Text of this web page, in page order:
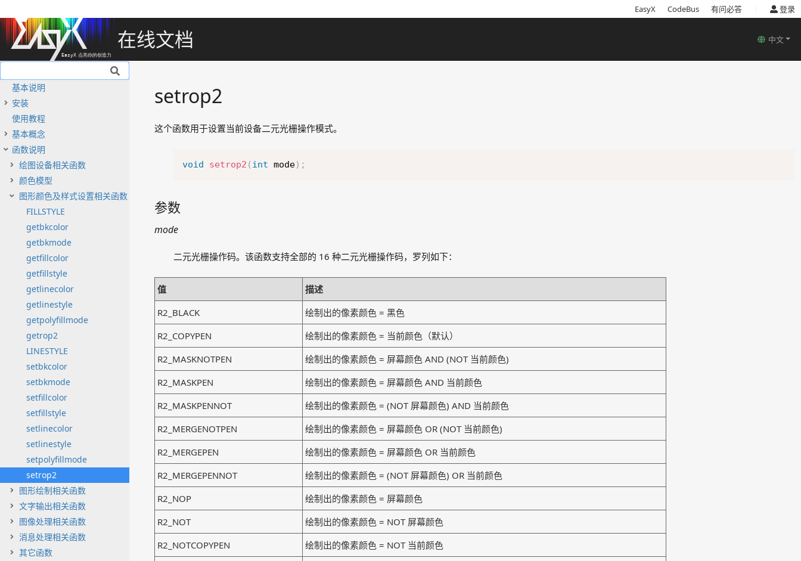
EasyX CodeBus 有问必答 登录
在线文档 中文
基本说明
安装
使用教程
基本概念
函数说明
绘图设备相关函数
颜色模型
图形颜色及样式设置相关函数
FILLSTYLE
getbkcolor
getbkmode
getfillcolor
getfillstyle
getlinecolor
getlinestyle
getpolyfillmode
getrop2
LINESTYLE
setbkcolor
setbkmode
setfillcolor
setfillstyle
setlinecolor
setlinestyle
setpolyfillmode
setrop2
图形绘制相关函数
文字输出相关函数
图像处理相关函数
消息处理相关函数
其它函数
setrop2
这个函数用于设置当前设备二元光栅操作模式。
void setrop2 ( int mode) ;
参数
mode
二元光栅操作码。该函数支持全部的 16 种二元光栅操作码，罗列如下：
值
描述
R2_BLACK
绘制出的像素颜色 = 黑色
R2_COPYPEN
绘制出的像素颜色 = 当前颜色（默认）
R2_MASKNOTPEN
绘制出的像素颜色 = 屏幕颜色 AND (NOT 当前颜色)
R2_MASKPEN
绘制出的像素颜色 = 屏幕颜色 AND 当前颜色
R2_MASKPENNOT
绘制出的像素颜色 = (NOT 屏幕颜色) AND 当前颜色
R2_MERGENOTPEN
绘制出的像素颜色 = 屏幕颜色 OR (NOT 当前颜色)
R2_MERGEPEN
绘制出的像素颜色 = 屏幕颜色 OR 当前颜色
R2_MERGEPENNOT
绘制出的像素颜色 = (NOT 屏幕颜色) OR 当前颜色
R2_NOP
绘制出的像素颜色 = 屏幕颜色
R2_NOT
绘制出的像素颜色 = NOT 屏幕颜色
R2_NOTCOPYPEN
绘制出的像素颜色 = NOT 当前颜色